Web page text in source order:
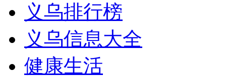
义乌排行榜
义乌信息大全
健康生活